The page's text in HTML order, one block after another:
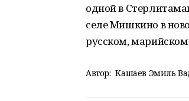
одной в
селе Мишкино в
русском,
Автор: Кашаев Эмиль